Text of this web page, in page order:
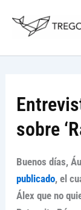
sobre
Buenos días,
publicado, el
Álex que no